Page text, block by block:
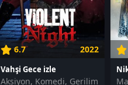
6.7 2022
Vahşi Gece izle
Aksiyon, Komedi, Gerilim